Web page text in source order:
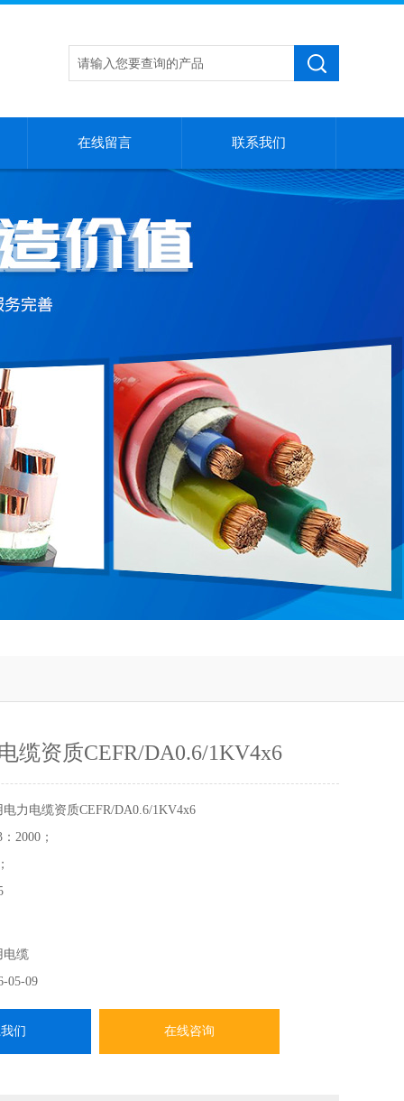
在线留言 联系我们
缆资质CEFR/DA0.6/1KV4x6
电力电缆资质CEFR/DA0.6/1KV4x6
2000；
电缆
05-09
们 在线咨询